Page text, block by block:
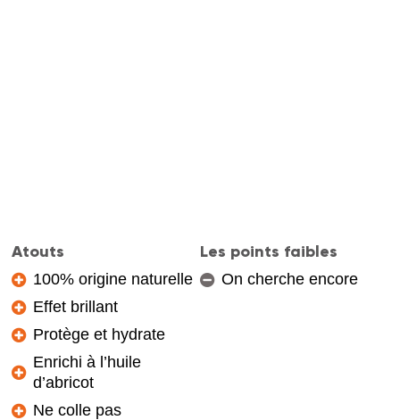
Atouts
100% origine naturelle
Effet brillant
Protège et hydrate
Enrichi à l’huile
d’abricot
Ne colle pas
Les points faibles
On cherche encore